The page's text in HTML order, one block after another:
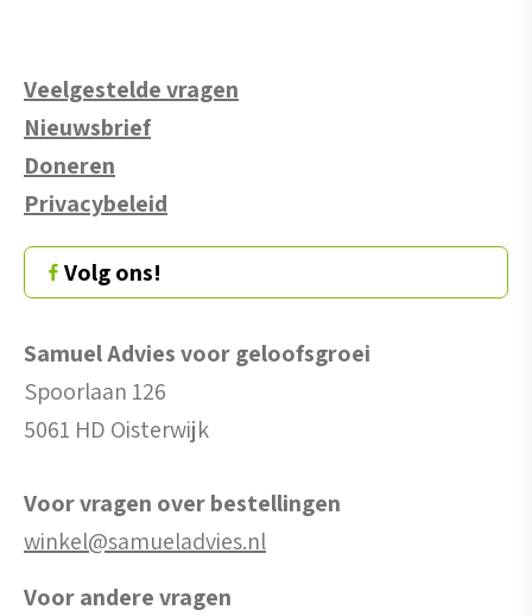
Veelgestelde vragen
Nieuwsbrief
Doneren
Privacybeleid
Volg ons!
Samuel Advies voor geloofsgroei
Spoorlaan 126
5061 HD Oisterwijk
Voor vragen over bestellingen
winkel@samueladvies.nl
Voor andere vragen